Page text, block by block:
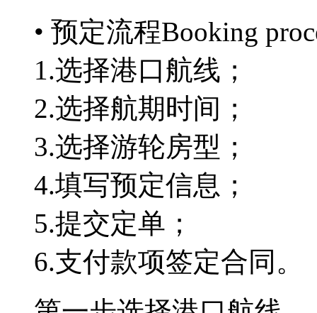
• 预定流程Booking
1.选择港口航线；
2.选择航期时间；
3.选择游轮房型；
4.填写预定信息；
5.提交定单；
6.支付款项签定合同。